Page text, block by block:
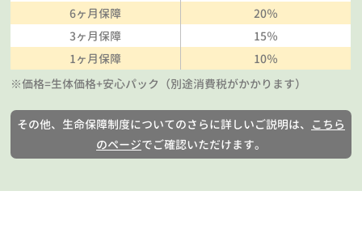
6ヶ月保障
20％
3ヶ月保障
15％
1ヶ月保障
10％
※価格=生体価格+安心パック（別途消費税がかかります）
その他、生命保障制度についてのさらに詳しいご説明は、 こちら
のページでご確認いただけます。